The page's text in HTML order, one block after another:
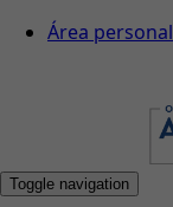
Área personal
Toggle navigation